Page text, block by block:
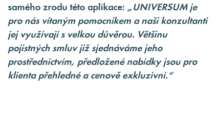
samého zrodu této aplikace: „UNIVERSUM je
pro nás vítaným pomocníkem a naši konzultanti
jej využívají s velkou důvěrou. Většinu
pojistných smluv již sjednáváme jeho
prostřednictvím, předložené nabídky jsou pro
klienta přehledné a cenově exkluzivní.“